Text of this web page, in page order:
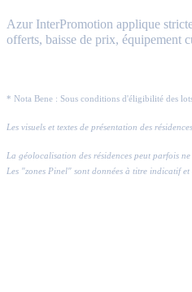
Azur InterPromotion applique
offerts, baisse de prix, équipement
* Nota Bene : Sous conditions d'éligibilité des
Les visuels et textes de présentation des
La géolocalisation des résidences peut parfois
Les "zones Pinel" sont données à titre indicatif et